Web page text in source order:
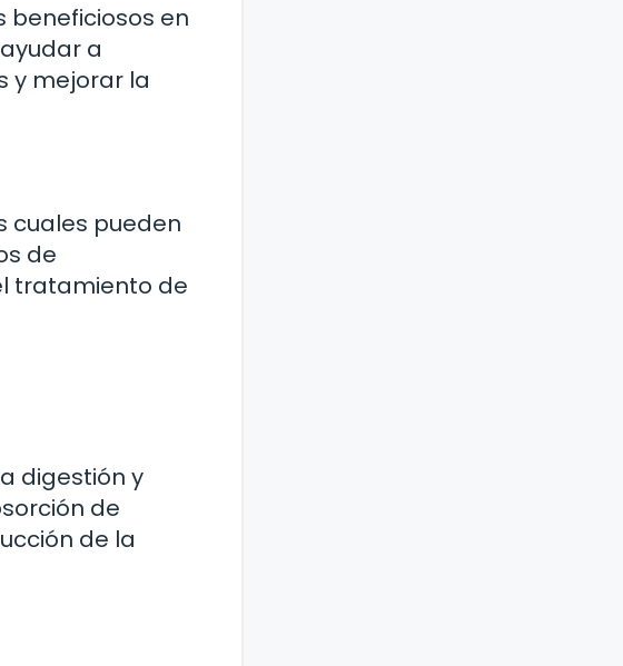
beneficiosos en
a
y mejorar la
cuales pueden
de
tratamiento de
digestión y
de
de la